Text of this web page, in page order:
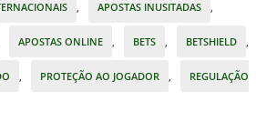
, APOSTAS INUSITADAS ,
APOSTAS ONLINE , BETS , BETSHIELD ,
, PROTEÇÃO AO JOGADOR , REGULAÇÃO